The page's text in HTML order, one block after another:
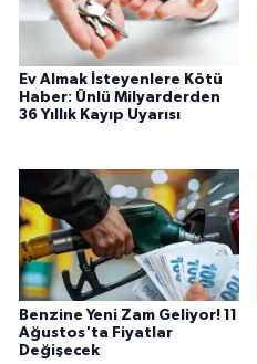
Ev Almak İsteyenlere Kötü
Haber: Ünlü Milyarderden
36 Yıllık Kayıp Uyarısı
Benzine Yeni Zam Geliyor! 11
Ağustos'ta Fiyatlar
Değişecek